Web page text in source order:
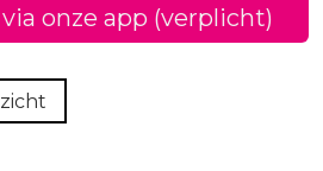
onze app (verplicht)